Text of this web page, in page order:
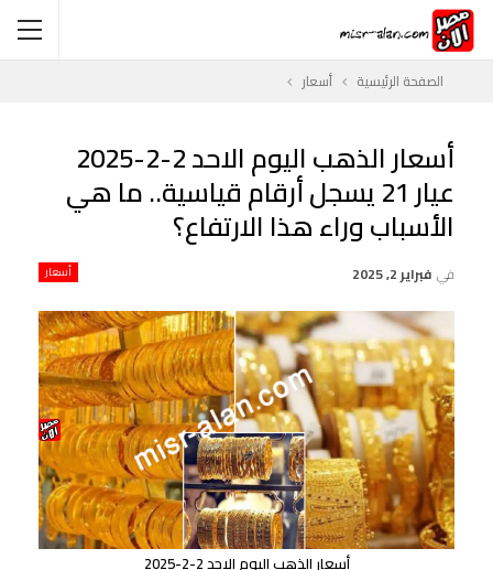
الصفحة الرئيسية أسعار
أسعار الذهب اليوم الاحد 2-2-2025
عيار 21 يسجل أرقام قياسية.. ما هي
الأسباب وراء هذا الارتفاع؟
أسعار في فبراير 2, 2025
أسعار الذهب اليوم الاحد 2-2-2025